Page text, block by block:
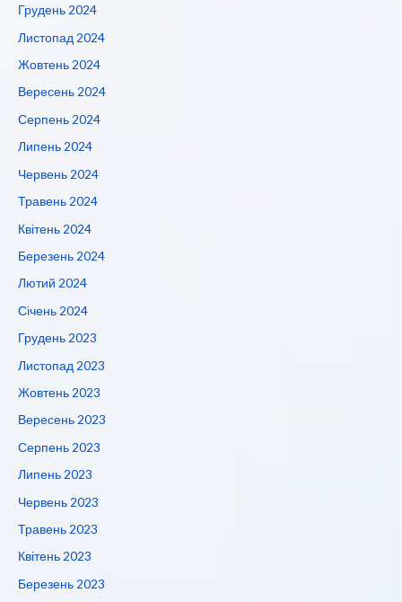
Грудень 2024
Листопад 2024
Жовтень 2024
Вересень 2024
Серпень 2024
Липень 2024
Червень 2024
Травень 2024
Квітень 2024
Березень 2024
Лютий 2024
Січень 2024
Грудень 2023
Листопад 2023
Жовтень 2023
Вересень 2023
Серпень 2023
Липень 2023
Червень 2023
Травень 2023
Квітень 2023
Березень 2023